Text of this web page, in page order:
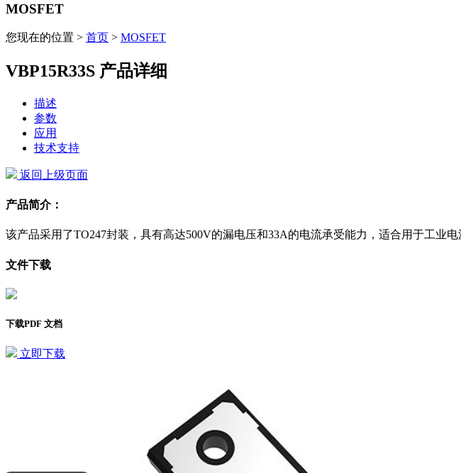
MOSFET
您现在的位置 > 首页 > MOSFET
VBP15R33S 产品详细
描述
参数
应用
技术支持
返回上级页面
产品简介：
该产品采用了TO247封装，具有高达500V的漏电压和33A的电流承受能力，适合用于工业电
文件下载
下载PDF 文档
立即下载